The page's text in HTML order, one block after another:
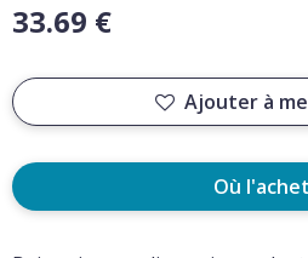
33.69 €
Ajouter à
Où